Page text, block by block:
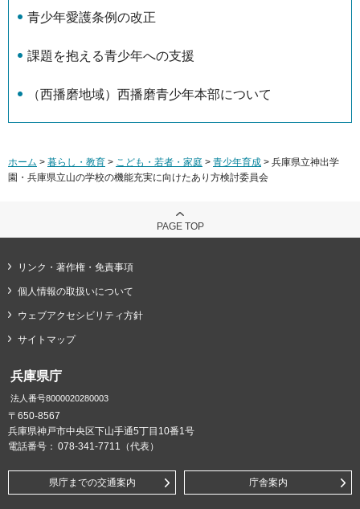
青少年愛護条例の改正
課題を抱える青少年への支援
（西播磨地域）西播磨青少年本部について
ホーム > 暮らし・教育 > こども・若者・家庭 > 青少年育成 > 兵庫県立神出学
園・兵庫県立山の学校の機能充実に向けたあり方検討委員会
PAGE TOP
リンク・著作権・免責事項
個人情報の取扱いについて
ウェブアクセシビリティ方針
サイトマップ
兵庫県庁
法人番号8000020280003
〒650-8567
兵庫県神戸市中央区下山手通5丁目10番1号
電話番号： 078-341-7711（代表）
県庁までの交通案内 庁舎案内